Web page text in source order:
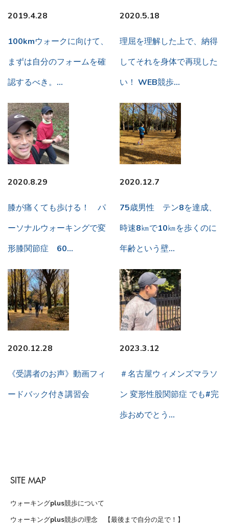
2019.4.28
100kmウォークに向けて、
まずは自分のフォームを確
認するべき。…
2020.5.18
理屈を理解した上で、納得
してそれを身体で再現した
い！ WEB競歩…
2020.8.29
膝が痛くても歩ける！ パ
ーソナルウォーキングで変
形膝関節症 60…
2020.12.7
75歳男性 テン8を達成、
時速8㎞で10㎞を歩くのに
年齢という壁…
2020.12.28
《受講者のお声》動画フィ
ードバック付き講習会
2023.3.12
＃名古屋ウィメンズマラソ
ン 変形性股関節症 でも#完
歩おめでとう…
SITE MAP
ウォーキングplus競歩について
ウォーキングplus競歩の理念 【最後まで自分の足で！】